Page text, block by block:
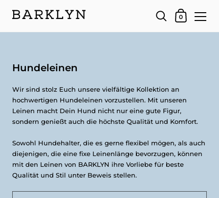
Dein
0
Hundeleinen
Wir sind stolz Euch unsere vielfältige Kollektion an
hochwertigen Hundeleinen vorzustellen. Mit unseren
Leinen macht Dein Hund nicht nur eine gute Figur,
sondern genießt auch die höchste Qualität und Komfort.
Sowohl Hundehalter, die es gerne flexibel mögen, als auch
diejenigen, die eine fixe Leinenlänge bevorzugen, können
mit den Leinen von BARKLYN ihre Vorliebe für beste
Qualität und Stil unter Beweis stellen.